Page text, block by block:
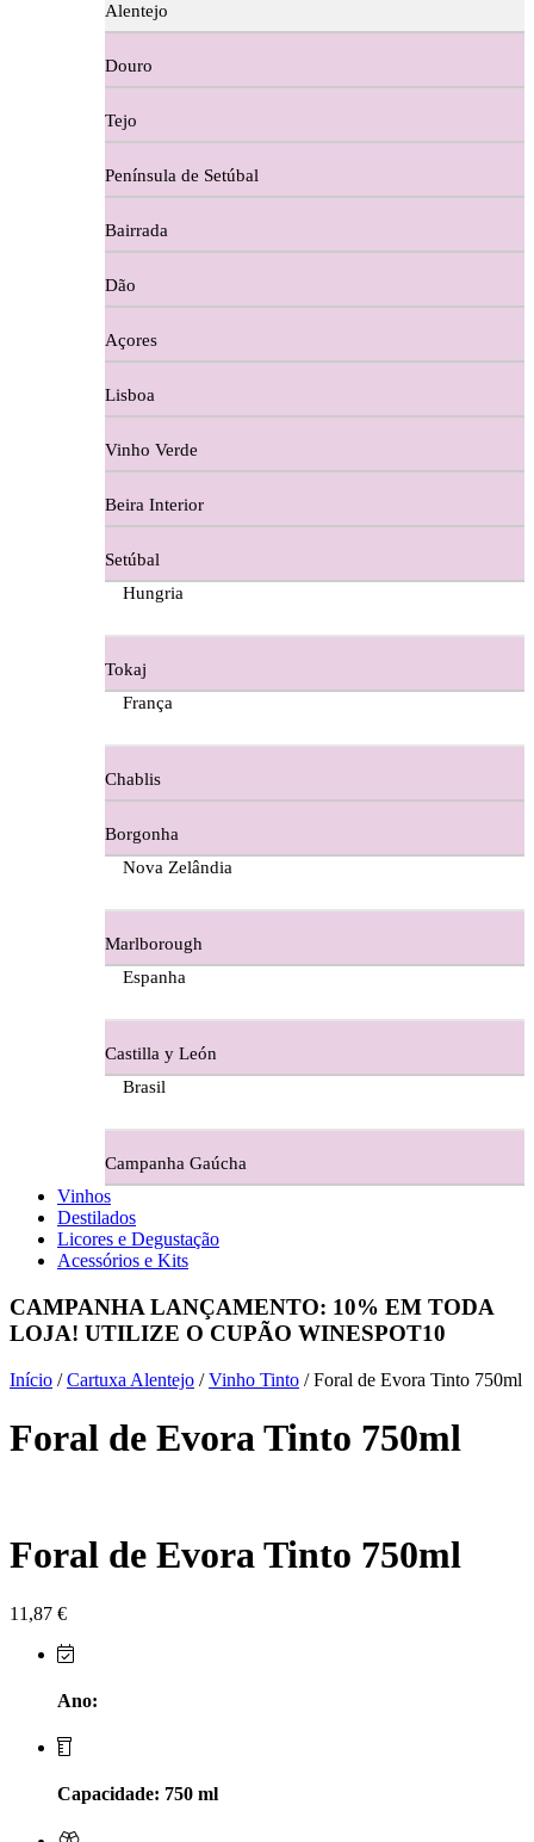
Casa Dos Migueis Douro
Casa Relvas Alentejo
Caves de São João - Bairrada
Charcutaria
Copos e Decanter
Cortes De Reguengo Douro
Digestivos
Divai - Alentejo
Dona Sancha Dão
Doroteia Douro
Ermelinda Freitas - Setubal
Evidencia Dão
Ferraz Wine - Beira Interior
Figueira Coriga - Alentejo
Guerreiro Vinhos - Bairrada
Herdade da Lisboa Alentejo
Herdade Do Freixo - Alentejo
Herdade do Moinho Branco - Alentejo
Herdade do Sobroso Alentejo
Herdade dos Coteis Alentejo
Herdade Papa Leite - Alentejo
Isento - Douro
Alentejo
Douro
Tejo
Península de Setúbal
Bairrada
Dão
Açores
Lisboa
Vinho Verde
Beira Interior
Setúbal
Hungria
Tokaj
França
Chablis
Borgonha
Nova Zelândia
Marlborough
Espanha
Castilla y León
Brasil
Campanha Gaúcha
Vinhos
Destilados
Licores e Degustação
Acessórios e Kits
CAMPANHA LANÇAMENTO: 10% EM TODA
LOJA! UTILIZE O CUPÃO WINESPOT10
Início /Cartuxa Alentejo /Vinho Tinto / Foral de Evora Tinto 750ml
Foral de Evora Tinto 750ml
Foral de Evora Tinto 750ml
11,87 €
Ano:
Capacidade: 750 ml